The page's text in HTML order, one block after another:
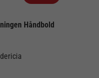
Håndbold